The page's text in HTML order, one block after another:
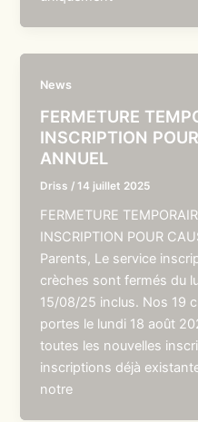
News
FERMETURE
INSCRIPTION
ANNUEL
Driss /14 juillet 2025
FERMETURE
INSCRIPTION POUR
Parents, Le service
crèches sont fermés du
15/08/25 inclus. Nos 19
portes le lundi 18 août
toutes les nouvelles
inscriptions déjà
notre